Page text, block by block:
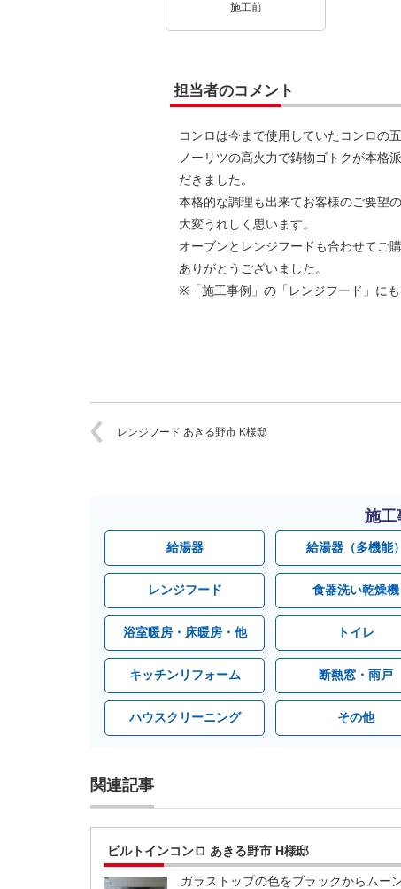
施工前
担当者のコメント
コンロは今まで使用していたコンロの
ノーリツの高火力で鋳物ゴトクが本格
だきました。
本格的な調理も出来てお客様のご要望
大変うれしく思います。
オーブンとレンジフードも合わせてご
ありがとうございました。
※「施工事例」の「レンジフード」にも
レンジフード あきる野市 K様邸
施工
給湯器 給湯器（多機能）
レンジフード 食器洗い乾燥機
浴室暖房・床暖房・他 トイレ
キッチンリフォーム 断熱窓・雨戸
ハウスクリーニング その他
関連記事
ビルトインコンロ あきる野市 H様邸
ガラストップの色をブラックからムー